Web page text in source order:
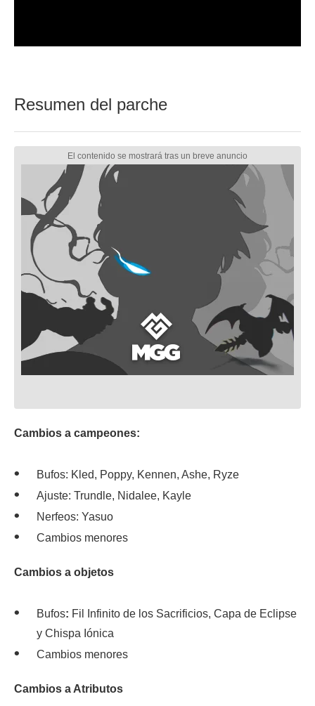
Resumen del parche
Cambios a campeones:
Bufos: Kled, Poppy, Kennen, Ashe, Ryze
Ajuste: Trundle, Nidalee, Kayle
Nerfeos: Yasuo
Cambios menores
Cambios a objetos
Bufos: Fil Infinito de los Sacrificios, Capa de Eclipse
y Chispa Iónica
Cambios menores
Cambios a Atributos